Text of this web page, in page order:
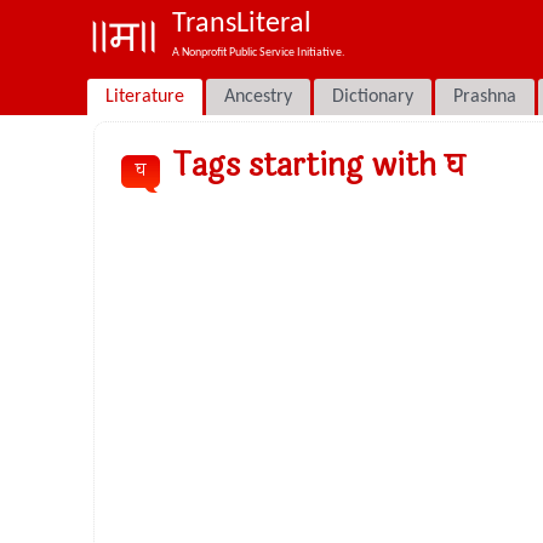
TransLiteral
A Nonprofit Public Service Initiative.
Literature Ancestry Dictionary Prashna
घ Tags starting with घ